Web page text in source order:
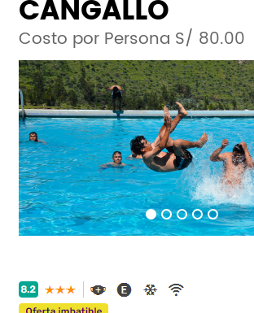
CANGALLO
Costo por Persona S/ 80.00